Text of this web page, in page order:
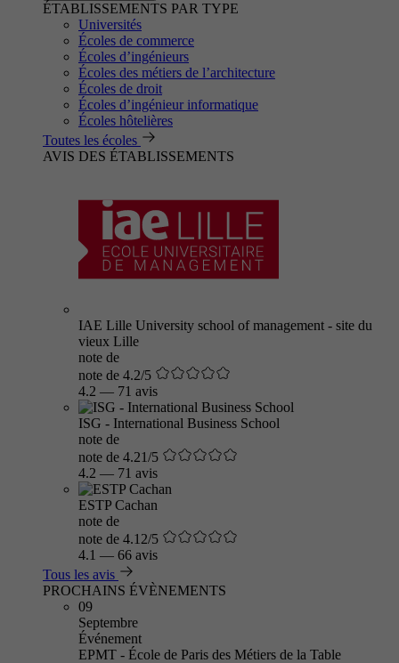
ÉTABLISSEMENTS PAR TYPE
Universités
Écoles de commerce
Écoles d’ingénieurs
Écoles des métiers de l’architecture
Écoles de droit
Écoles d’ingénieur informatique
Écoles hôtelières
Toutes les écoles
AVIS DES ÉTABLISSEMENTS
IAE Lille University school of management - site du
vieux Lille
note de
note de 4.2/5
4.2 — 71 avis
ISG - International Business School
note de
note de 4.21/5
4.2 — 71 avis
ESTP Cachan
note de
note de 4.12/5
4.1 — 66 avis
Tous les avis
PROCHAINS ÉVÈNEMENTS
09
Septembre
Événement
EPMT - École de Paris des Métiers de la Table